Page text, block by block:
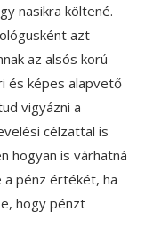
nasikra költené.
azt
az alsós korú
és képes alapvető
vigyázni a
célzattal is
hogyan is várhatná
a pénz értékét, ha
hogy pénzt